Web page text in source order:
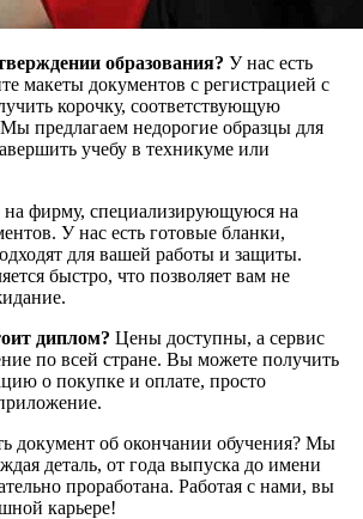
образования? У нас есть
макеты документов с регистрацией с
корочку, соответствующую
предлагаем недорогие образцы для
учебу в техникуме или
фирму, специализирующуюся на
У нас есть готовые бланки,
для вашей работы и защиты.
быстро, что позволяет вам не
диплом? Цены доступны, а сервис
по всей стране. Вы можете получить
о покупке и оплате, просто
документ об окончании обучения? Мы
деталь, от года выпуска до имени
проработана. Работая с нами, вы
карьере!